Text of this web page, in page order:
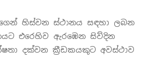
හිස්වන ස්ථානය සඳහා ලබන
එරෙහිව ඇරඹෙන සිව්දින
දක්වන ක්‍රීඩකයකුට අවස්ථාව